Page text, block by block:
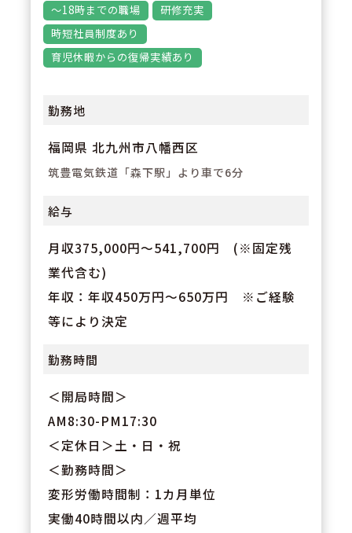
～18時までの職場
研修充実
時短社員制度あり
育児休暇からの復帰実績あり
勤務地
福岡県 北九州市八幡西区
筑豊電気鉄道「森下駅」より車で6分
給与
月収375,000円～541,700円 (※固定残
業代含む)
年収：年収450万円～650万円 ※ご経験
等により決定
勤務時間
＜開局時間＞
AM8:30-PM17:30
＜定休日＞土・日・祝
＜勤務時間＞
変形労働時間制：1カ月単位
実働40時間以内／週平均